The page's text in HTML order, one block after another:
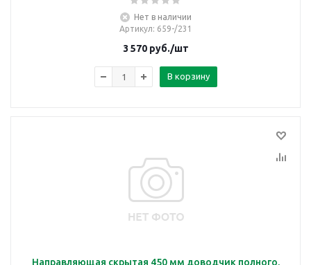
Нет в наличии
Артикул: 659-/231
3 570 руб./шт
В корзину
Направляющая скрытая 450 мм доводчик полного.